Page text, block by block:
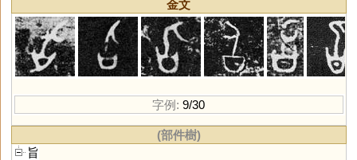
金文
字例: 9/30
(部件樹)
旨